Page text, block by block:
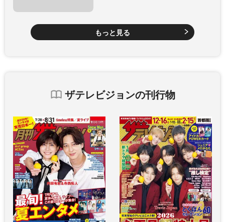
もっと見る
ザテレビジョンの刊行物